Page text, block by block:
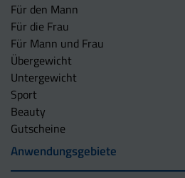
Für den Mann
Für die Frau
Für Mann und Frau
Übergewicht
Untergewicht
Sport
Beauty
Gutscheine
Anwendungsgebiete